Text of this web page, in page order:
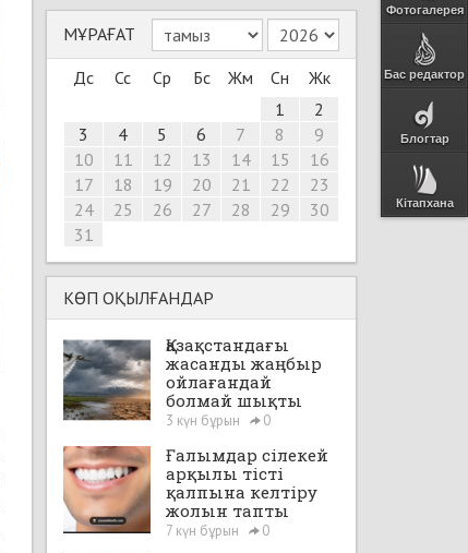
Фотогалерея
Бас редактор
Блогтар
Кітапхана
МҰРАҒАТ
Дс
Сс Ср Бс Жм Сн
Жк
1
2
3
4 5 6 7 8
9
10
11 12 13 14 15
16
17
18 19 20 21 22
23
24
25 26 27 28 29
30
31
КӨП ОҚЫЛҒАНДАР
Қазақстандағы
жасанды жаңбыр
ойлағандай
болмай шықты
3 күн бұрын 0
Ғалымдар сілекей
арқылы тісті
қалпына келтіру
жолын тапты
7 күн бұрын 0